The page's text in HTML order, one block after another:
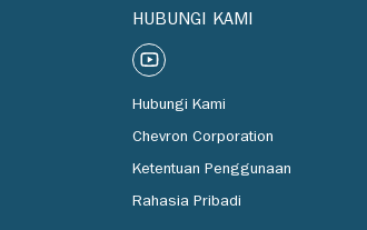
HUBUNGI KAMI
Hubungi Kami
Chevron Corporation
Ketentuan Penggunaan
Rahasia Pribadi